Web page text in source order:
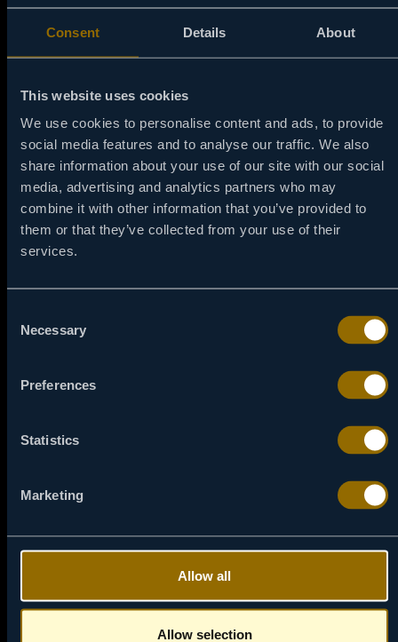
Consent Details About
This website uses cookies
We use cookies to personalise content and ads, to provide
social media features and to analyse our traffic. We also
share information about your use of our site with our social
media, advertising and analytics partners who may
combine it with other information that you’ve provided to
them or that they’ve collected from your use of their
services.
Selection
Necessary
Preferences
Statistics
Marketing
Allow all
Allow selection
Filmul va fi difuzat vineri, 5 septembrie, la ora 22:00, la
Viasat Kino – nu rata evenimentul lunii! Dacă totuși nu e
un moment bun, nu e nicio problemă, poți urmări reluarea
din 21 octombrie, la ora 22:00.
Filmul va fi difuzat în calitate superioară, perfectă pentru
a aprecia imaginile uimitoare și sunetul captivant.
Consultă programul complet pe site-ul web Viasat Kino
CE ALTCEVA POȚI URMĂRI ÎN
Viasat Kino scoate artileria grea în luna septembrie. Pe
lângă Blade Runner 2049, te poți bucura de:
Jack Reacher, difuzat pe 6 septembrie. Tom Cruise joacă
rolul unui erou singuratic care se confruntă cu un sistem